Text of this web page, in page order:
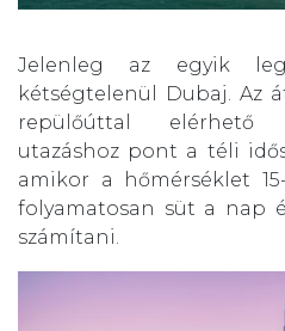
Jelenleg az egyik
kétségtelenül Dubaj. Az
repülőúttal elérhető
utazáshoz pont a téli
amikor a hőmérséklet
folyamatosan süt a nap
számítani.